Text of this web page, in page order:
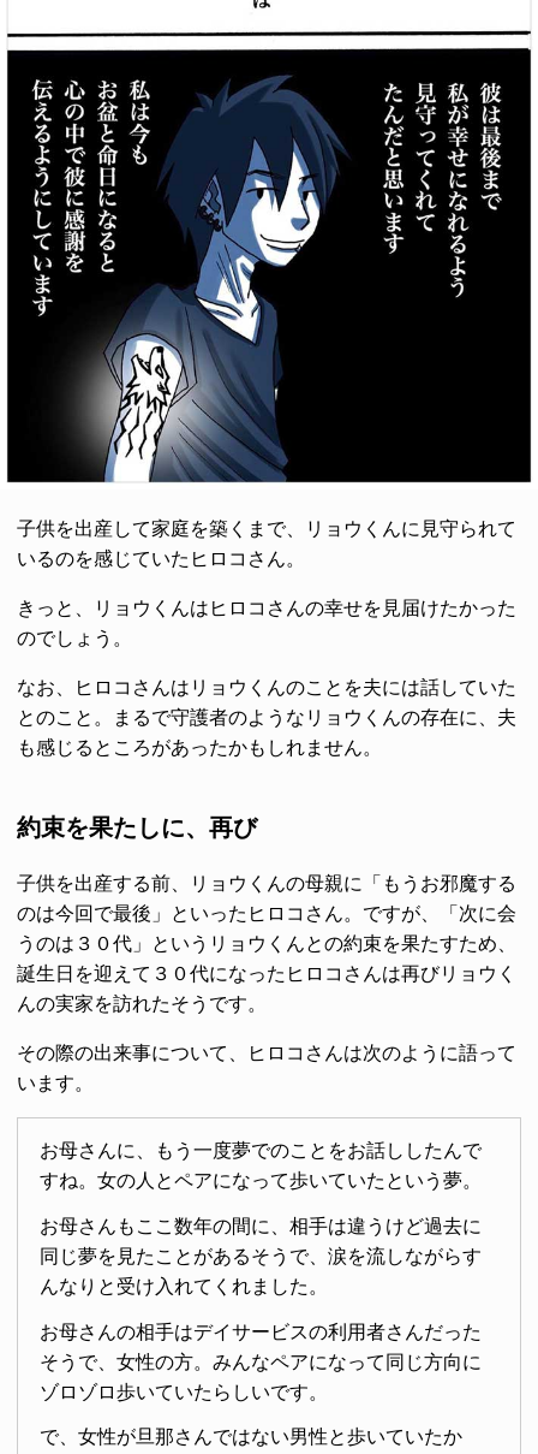
子供を出産して家庭を築くまで、リョウくんに見守られて
いるのを感じていたヒロコさん。
きっと、リョウくんはヒロコさんの幸せを見届けたかった
のでしょう。
なお、ヒロコさんはリョウくんのことを夫には話していた
とのこと。まるで守護者のようなリョウくんの存在に、夫
も感じるところがあったかもしれません。
約束を果たしに、再び
子供を出産する前、リョウくんの母親に「もうお邪魔する
のは今回で最後」といったヒロコさん。ですが、「次に会
うのは３０代」というリョウくんとの約束を果たすため、
誕生日を迎えて３０代になったヒロコさんは再びリョウく
んの実家を訪れたそうです。
その際の出来事について、ヒロコさんは次のように語って
います。
お母さんに、もう一度夢でのことをお話ししたんで
すね。女の人とペアになって歩いていたという夢。
お母さんもここ数年の間に、相手は違うけど過去に
同じ夢を見たことがあるそうで、涙を流しながらす
んなりと受け入れてくれました。
お母さんの相手はデイサービスの利用者さんだった
そうで、女性の方。みんなペアになって同じ方向に
ゾロゾロ歩いていたらしいです。
で、女性が旦那さんではない男性と歩いていたか